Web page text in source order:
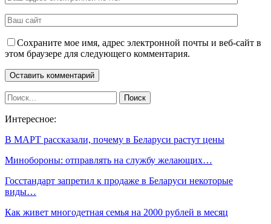
Сохраните мое имя, адрес электронной почты и веб-сайт в
этом браузере для следующего комментария.
Интересное:
В МАРТ рассказали, почему в Беларуси растут цены
Минобороны: отправлять на службу желающих…
Госстандарт запретил к продаже в Беларуси некоторые
виды…
Как живет многодетная семья на 2000 рублей в месяц